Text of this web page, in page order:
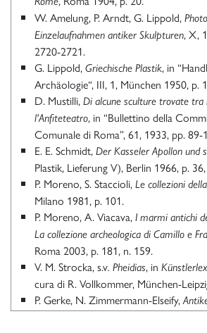
W. Amelung, P. Arndt, G. Lippold,
Einzelaufnahmen antiker Skulpturen, X,
2720-2721.
G. Lippold, Griechische Plastik, in
Archäologie“, III, 1, München 1950, p.
D. Mustilli, Di alcune sculture trovate tra
l'Anfiteteatro, in “Bullettino della
Comunale di Roma”, 61, 1933, pp.
E. E. Schmidt, Der Kasseler Apollon und
Plastik, Lieferung V), Berlin 1966, p.
P. Moreno, S. Staccioli, Le collezioni
Milano 1981, p. 101.
P. Moreno, A. Viacava, I marmi antichi
La collezione archeologica di Camillo e
Roma 2003, p. 181, n. 159.
V. M. Strocka, s.v. Pheidias, in
cura di R. Vollkommer, München-
P. Gerke, N. Zimmermann-Elseify,